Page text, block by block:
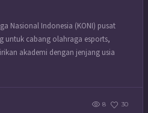
Nasional Indonesia (KONI) pusat
untuk cabang olahraga esports,
akademi dengan jenjang usia
8 30